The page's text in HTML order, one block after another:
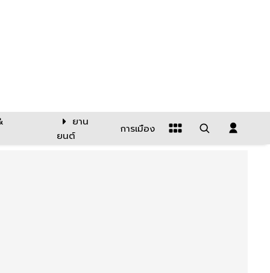
ยาน
ยนต์
การเมือง